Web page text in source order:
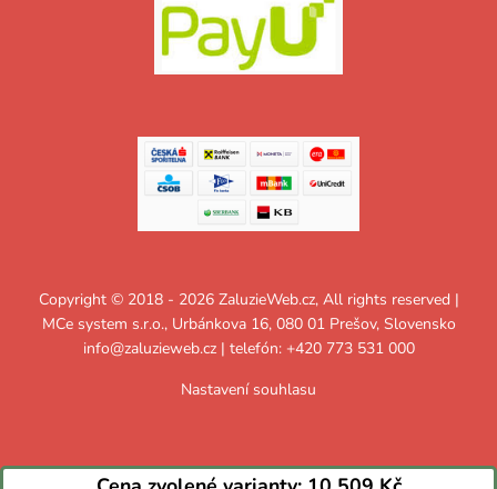
Copyright © 2018 - 2026 ZaluzieWeb.cz, All rights reserved |
MCe system s.r.o., Urbánkova 16, 080 01 Prešov, Slovensko
info@zaluzieweb.cz| telefón: +420 773 531 000
Nastavení souhlasu